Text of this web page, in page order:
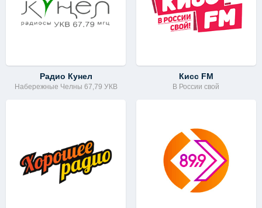
Радио Кунел
Набережные Челны 67,79 УКВ
Кисс FM
В России свой